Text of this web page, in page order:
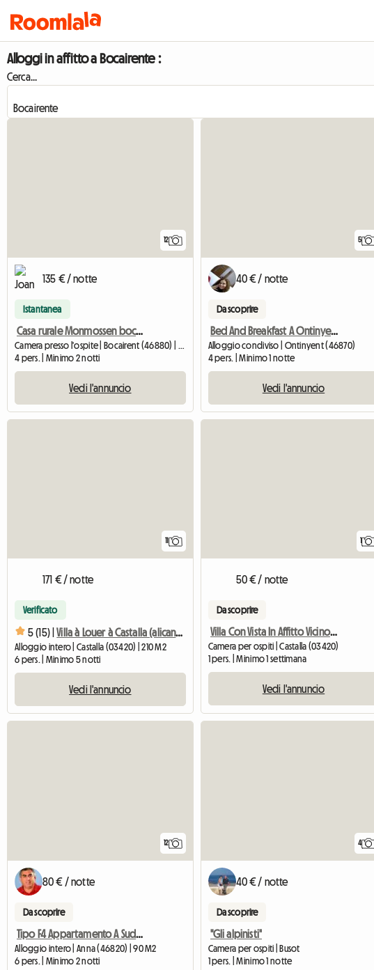
Alloggi in affitto a Bocairente :
Cerca...
12
135 € / notte
Istantanea
Casa rurale Monmossen bocairent
Camera presso l'ospite | Bocairent (46880) | 80 M2
4 pers. | Minimo 2 notti
Vedi l'annuncio
5
40 € / notte
Da scoprire
Bed And Breakfast A Ontinyent
Alloggio condiviso | Ontinyent (46870)
4 pers. | Minimo 1 notte
Vedi l'annuncio
171 € / notte
Verificato
5 (15) | Villa à Louer à Castalla (alicante)
Alloggio intero | Castalla (03420) | 210 M2
6 pers. | Minimo 5 notti
Vedi l'annuncio
50 € / notte
Da scoprire
Villa Con Vista In Affitto Vicino Ad Alicante
Camera per ospiti | Castalla (03420)
1 pers. | Minimo 1 settimana
Vedi l'annuncio
12
80 € / notte
Da scoprire
Tipo F4 Appartamento A Sud Di Valencia, Più Di 90 M², Valen
Alloggio intero | Anna (46820) | 90 M2
6 pers. | Minimo 2 notti
4
40 € / notte
Da scoprire
"Gli alpinisti"
Camera per ospiti | Busot
1 pers. | Minimo 1 notte